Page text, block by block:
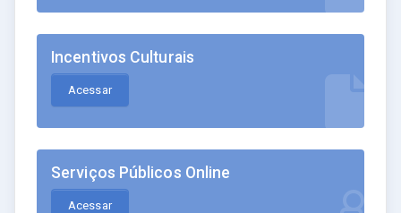
Incentivos Culturais
Acessar
Serviços Públicos Online
Acessar